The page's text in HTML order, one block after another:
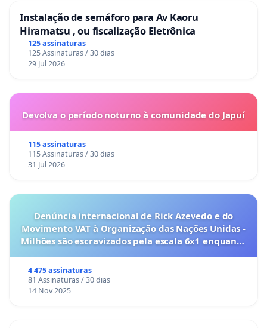
Instalação de semáforo para Av Kaoru
Hiramatsu , ou fiscalização Eletrônica
125 assinaturas
125 Assinaturas / 30 dias
29 Jul 2026
Devolva o período noturno à comunidade do Japuí
115 assinaturas
115 Assinaturas / 30 dias
31 Jul 2026
Denúncia internacional de Rick Azevedo e do
Movimento VAT à Organização das Nações Unidas -
Milhões são escravizados pela escala 6x1 enquanto
4 475 assinaturas
81 Assinaturas / 30 dias
14 Nov 2025